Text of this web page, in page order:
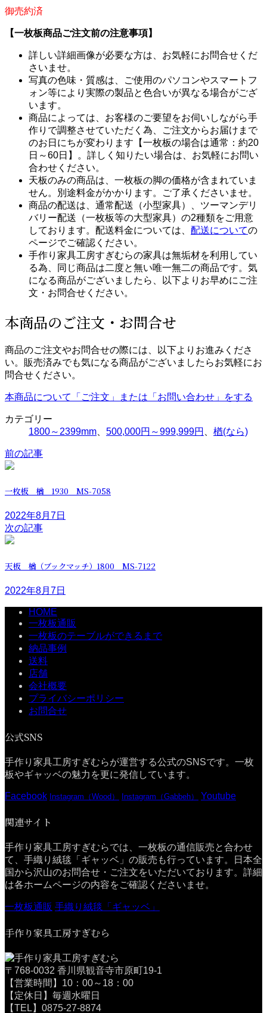
御売約済
【一枚板商品ご注文前の注意事項】
詳しい詳細画像が必要な方は、お気軽にお問合せくだ
さいませ。
写真の色味・質感は、ご使用のパソコンやスマートフ
ォン等により実際の製品と色合いが異なる場合がござ
います。
商品によっては、お客様のご要望をお伺いしながら手
作りで調整させていただく為、ご注文からお届けまで
のお日にちが変わります【一枚板の場合は通常：約20
日～60日】。詳しく知りたい場合は、お気軽にお問い
合わせください。
天板のみの商品は、一枚板の脚の価格が含まれていま
せん。別途料金がかかります。ご了承くださいませ。
商品の配送は、通常配送（小型家具）、ツーマンデリ
バリー配送（一枚板等の大型家具）の2種類をご用意
しております。配送料金については、 配送についての
ページでご確認ください。
手作り家具工房すぎむらの家具は無垢材を利用してい
る為、同じ商品は二度と無い唯一無二の商品です。気
になる商品がございましたら、以下よりお早めにご注
文・お問合せください。
本商品のご注文・お問合せ
商品のご注文やお問合せの際には、以下よりお進みくださ
い。販売済みでも気になる商品がございましたらお気軽にお
問合せください。
本商品について「ご注文」または「お問い合わせ」をする
カテゴリー
1800～2399mm
500,000円～999,999円 楢(なら)
前の記事
一枚板 楢 1930 MS-7058
2022年8月7日
次の記事
天板 楢（ブックマッチ）1800 MS-7122
2022年8月7日
HOME
一枚板通販
一枚板のテーブルができるまで
納品事例
送料
店舗
会社概要
プライバシーポリシー
お問合せ
公式SNS
手作り家具工房すぎむらが運営する公式のSNSです。一枚
板やギャッベの魅力を更に発信しています。
Facebook Instagram（Wood） Instagram（Gabbeh） Youtube
関連サイト
手作り家具工房すぎむらでは、一枚板の通信販売と合わせ
て、手織り絨毯「ギャッベ」の販売も行っています。日本全
国から沢山のお問合せ・ご注文をいただいております。詳細
は各ホームページの内容をご確認くださいませ。
一枚板通販 手織り絨毯「ギャッベ」
手作り家具工房すぎむら
〒768-0032 香川県観音寺市原町19-1
【営業時間】10：00～18：00
【定休日】毎週水曜日
【TEL】0875-27-8874